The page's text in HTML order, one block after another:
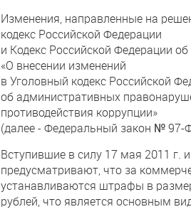
Изменения, направленные на
кодекс Российской Федерации
и Кодекс Российской Федерации
«О внесении изменений
в Уголовный кодекс Российской
об административных
противодействия коррупции»
(далее - Федеральный закон № 97-
Вступившие в силу 17 мая 2011 г.
предусматривают, что за
устанавливаются штрафы в
рублей, что является основным